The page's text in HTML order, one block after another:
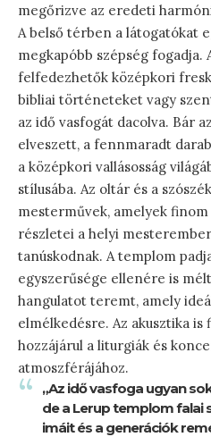
megőrizve az eredeti
A belső térben a látogatókat
megkapóbb szépség fogadja.
felfedezhetők középkori
bibliai történeteket vagy
az idő vasfogát dacolva. Bár
elveszett, a fennmaradt
a középkori vallásosság
stílusába. Az oltár és a
mesterművek, amelyek
részletei a helyi
tanúskodnak. A templom
egyszerűsége ellenére is
hangulatot teremt, amely
elmélkedésre. Az akusztika
hozzájárul a liturgiák és
atmoszférájához.
„Az idő vasfoga ugyan
de a Lerup templom falai
imáit és a generációk